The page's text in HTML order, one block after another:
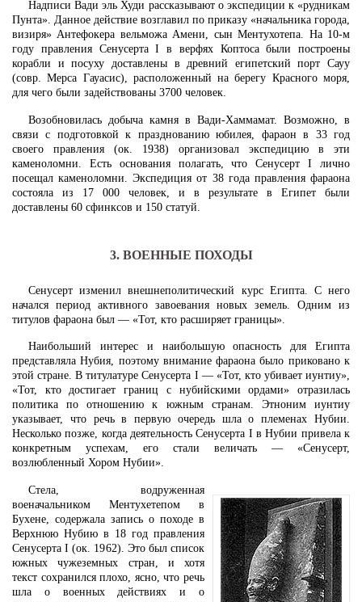
Надписи Вади эль Худи рассказывают о экспедиции к «рудникам
Пунта». Данное действие возглавил по приказу «начальника города,
визиря» Антефокера вельможа Амени, сын Ментухотепа. На 10-м
году правления Сенусерта I в верфях Коптоса были построены
корабли и посуху доставлены в древний египетский порт Сауу
(совр. Мерса Гауасис), расположенный на берегу Красного моря,
для чего были задействованы 3700 человек.
Возобновилась добыча камня в Вади-Хаммамат. Возможно, в
связи с подготовкой к празднованию юбилея, фараон в 33 год
своего правления (ок. 1938) организовал экспедицию в эти
каменоломни. Есть основания полагать, что Сенусерт I лично
посещал каменоломни. Экспедиция от 38 года правления фараона
состояла из 17 000 человек, и в результате в Египет были
доставлены 60 сфинксов и 150 статуй.
3. ВОЕННЫЕ ПОХОДЫ
Сенусерт изменил внешнеполитический курс Египта. С него
начался период активного завоевания новых земель. Одним из
титулов фараона был — «Тот, кто расширяет границы».
Наибольший интерес и наибольшую опасность для Египта
представляла Нубия, поэтому внимание фараона было приковано к
этой стране. В титулатуре Сенусерта I — «Тот, кто убивает иунтиу»,
«Тот, кто достигает границ с нубийскими ордами» отразилась
политика по отношению к южным странам. Этноним иунтиу
указывает, что речь в первую очередь шла о племенах Нубии.
Несколько позже, когда деятельность Сенусерта I в Нубии привела к
конкретным успехам, его стали величать — «Сенусерт,
возлюбленный Хором Нубии».
Стела, водруженная
военачальником Ментухетепом в
Бухене, содержала запись о походе в
Верхнюю Нубию в 18 год правления
Сенусерта I (ок. 1962). Это был список
южных чужеземных стран, и хотя
текст сохранился плохо, ясно, что речь
шла о военных действиях и о